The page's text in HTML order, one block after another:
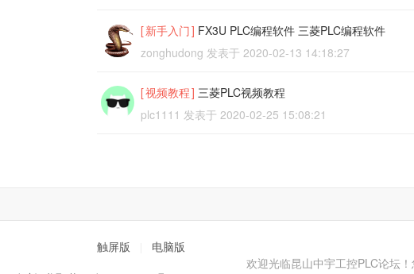
[新手入门] FX3U PLC编程软件 三菱PLC编程软件
zonghudong 发表于 2020-02-13 14:18:27
[视频教程] 三菱PLC视频教程
plc1111 发表于 2020-02-25 15:08:21
触屏版 电脑版
欢迎光临昆山中宇工控PLC论坛